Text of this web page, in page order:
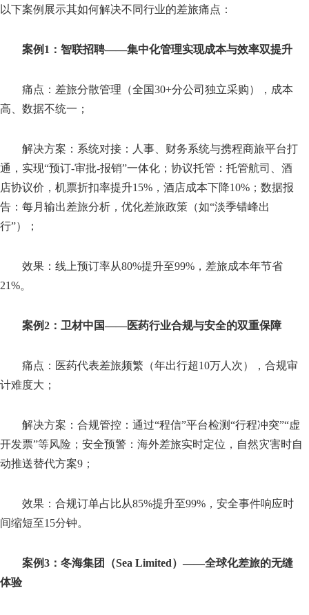
以下案例展示其如何解决不同行业的差旅痛点：
案例1：智联招聘——集中化管理实现成本与效率双提升
痛点：差旅分散管理（全国30+分公司独立采购），成本
高、数据不统一；
解决方案：系统对接：人事、财务系统与携程商旅平台打
通，实现“预订-审批-报销”一体化；协议托管：托管航司、酒
店协议价，机票折扣率提升15%，酒店成本下降10%；数据报
告：每月输出差旅分析，优化差旅政策（如“淡季错峰出
行”）；
效果：线上预订率从80%提升至99%，差旅成本年节省
21%。
案例2：卫材中国——医药行业合规与安全的双重保障
痛点：医药代表差旅频繁（年出行超10万人次），合规审
计难度大；
解决方案：合规管控：通过“程信”平台检测“行程冲突”“虚
开发票”等风险；安全预警：海外差旅实时定位，自然灾害时自
动推送替代方案9；
效果：合规订单占比从85%提升至99%，安全事件响应时
间缩短至15分钟。
案例3：冬海集团（Sea Limited）——全球化差旅的无缝
体验